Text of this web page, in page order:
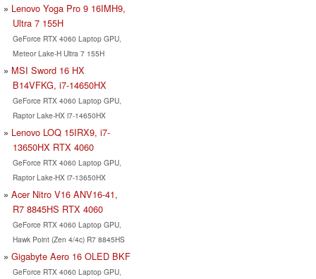
Lenovo Yoga Pro 9 16IMH9,
Ultra 7 155H
GeForce RTX 4060 Laptop GPU,
Meteor Lake-H Ultra 7 155H
MSI Sword 16 HX
B14VFKG, i7-14650HX
GeForce RTX 4060 Laptop GPU,
Raptor Lake-HX i7-14650HX
Lenovo LOQ 15IRX9, i7-
13650HX RTX 4060
GeForce RTX 4060 Laptop GPU,
Raptor Lake-HX i7-13650HX
Acer Nitro V16 ANV16-41,
R7 8845HS RTX 4060
GeForce RTX 4060 Laptop GPU,
Hawk Point (Zen 4/4c) R7 8845HS
Gigabyte Aero 16 OLED BKF
GeForce RTX 4060 Laptop GPU,